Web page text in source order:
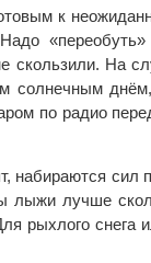
к
скользили. На
днём,
по радио
сил
лыжи лучше
рыхлого снега